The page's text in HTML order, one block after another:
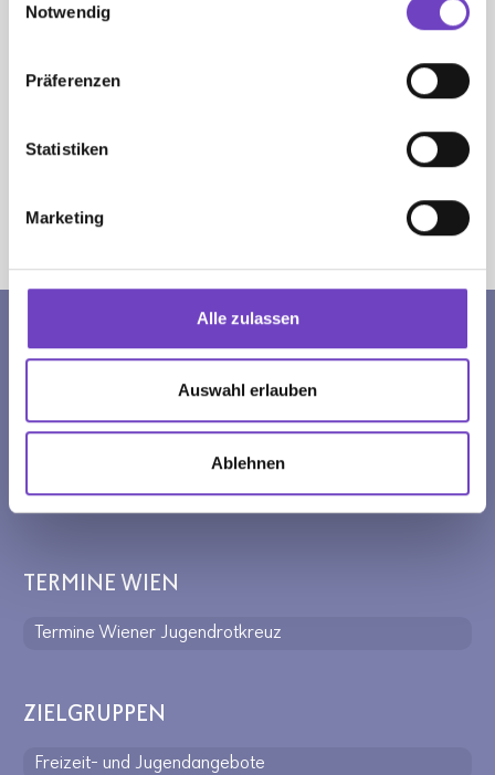
Notwendig
Präferenzen
Statistiken
Marketing
Alle zulassen
Auswahl erlauben
Ablehnen
1030 Wien
+43 1 79580-8207
BANKVERBINDUNG WIENER
JUGENDROTKREUZ
Wiener Jugendrotkreuz
IBAN: AT81 1200 0101 1197 7600
BIC: BKAUATWW
TERMINE WIEN
Termine Wiener Jugendrotkreuz
ZIELGRUPPEN
Freizeit- und Jugendangebote